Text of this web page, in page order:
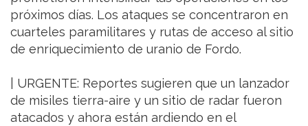
próximos días. Los ataques se concentraron en
cuarteles paramilitares y rutas de acceso al sitio
de enriquecimiento de uranio de Fordo.
| URGENTE: Reportes sugieren que un lanzador
de misiles tierra-aire y un sitio de radar fueron
atacados y ahora están ardiendo en el